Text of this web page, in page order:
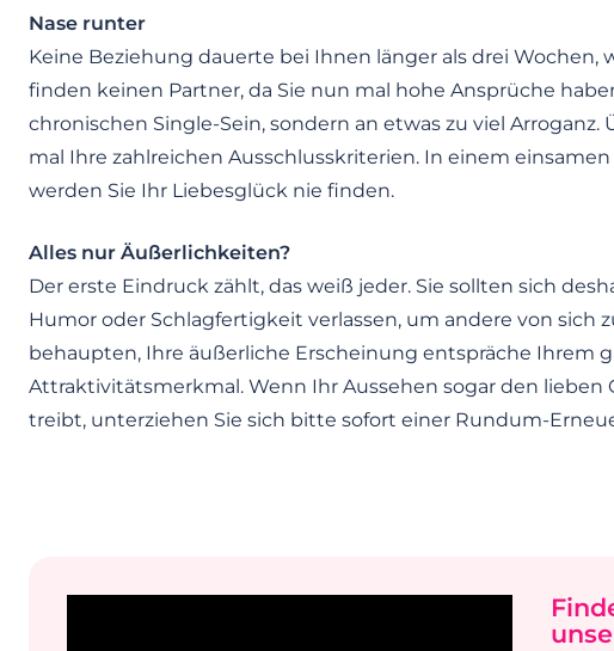
Nase runter
Keine Beziehung dauerte bei Ihnen länger als drei Wochen,
finden keinen Partner, da Sie nun mal hohe Ansprüche
chronischen Single-Sein, sondern an etwas zu viel
mal Ihre zahlreichen Ausschlusskriterien. In einem
werden Sie Ihr Liebesglück nie finden.
Alles nur Äußerlichkeiten?
Der erste Eindruck zählt, das weiß jeder. Sie sollten sich
Humor oder Schlagfertigkeit verlassen, um andere von sich
behaupten, Ihre äußerliche Erscheinung entspräche Ihrem
Attraktivitätsmerkmal. Wenn Ihr Aussehen sogar den lieben
treibt, unterziehen Sie sich bitte sofort einer Rundum-